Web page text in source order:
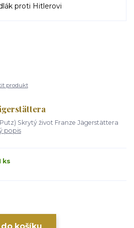
produkt
Skrytý život Franze Jägerstättera
popis
ks
košíku